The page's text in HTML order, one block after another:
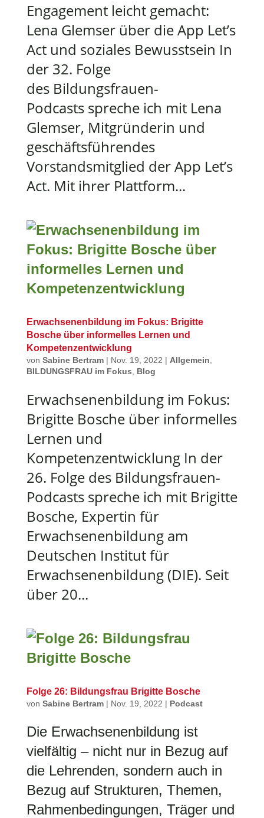
Engagement leicht gemacht:
Lena Glemser über die App Let’s
Act und soziales Bewusstsein In
der 32. Folge
des Bildungsfrauen-
Podcasts spreche ich mit Lena
Glemser, Mitgründerin und
geschäftsführendes
Vorstandsmitglied der App Let’s
Act. Mit ihrer Plattform...
Erwachsenenbildung im Fokus: Brigitte
Bosche über informelles Lernen und
Kompetenzentwicklung
von Sabine Bertram| Nov. 19, 2022 | Allgemein
BILDUNGSFRAU im Fokus
Blog
Erwachsenenbildung im Fokus:
Brigitte Bosche über informelles
Lernen und
Kompetenzentwicklung In der
26. Folge des Bildungsfrauen-
Podcasts spreche ich mit Brigitte
Bosche, Expertin für
Erwachsenenbildung am
Deutschen Institut für
Erwachsenenbildung (DIE). Seit
über 20...
Folge 26: Bildungsfrau Brigitte Bosche
von Sabine Bertram| Nov. 19, 2022 | Podcast
Die Erwachsenenbildung ist
vielfältig – nicht nur in Bezug auf
die Lehrenden, sondern auch in
Bezug auf Strukturen, Themen,
Rahmenbedingungen, Träger und